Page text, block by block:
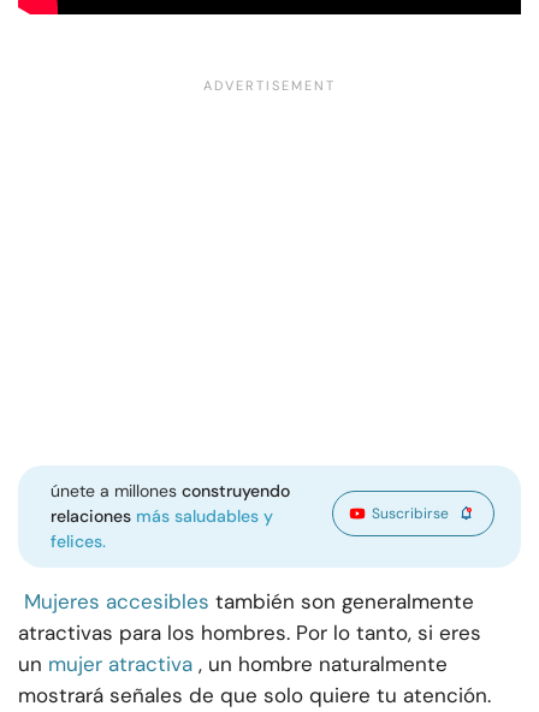
únete a millonesconstruyendo
relaciones más saludables y
felices.
Suscribirse
Mujeres accesibles también son generalmente
atractivas para los hombres. Por lo tanto, si eres
un mujer atractiva , un hombre naturalmente
mostrará señales de que solo quiere tu atención.